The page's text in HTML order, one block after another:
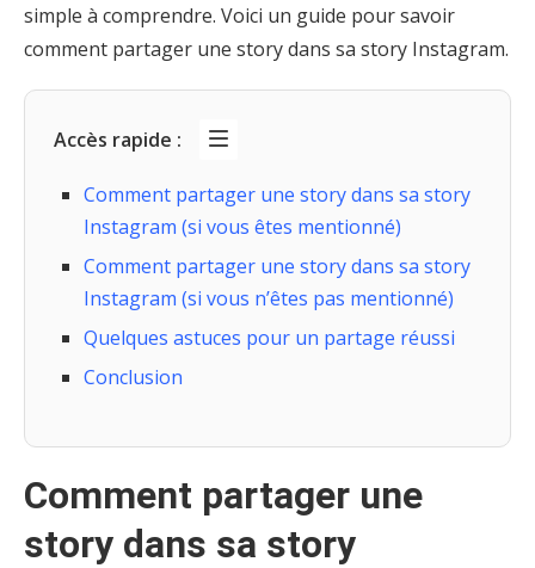
simple à comprendre. Voici un guide pour savoir
comment partager une story dans sa story Instagram.
Accès rapide :
Comment partager une story dans sa story
Instagram (si vous êtes mentionné)
Comment partager une story dans sa story
Instagram (si vous n’êtes pas mentionné)
Quelques astuces pour un partage réussi
Conclusion
Comment partager une
story dans sa story